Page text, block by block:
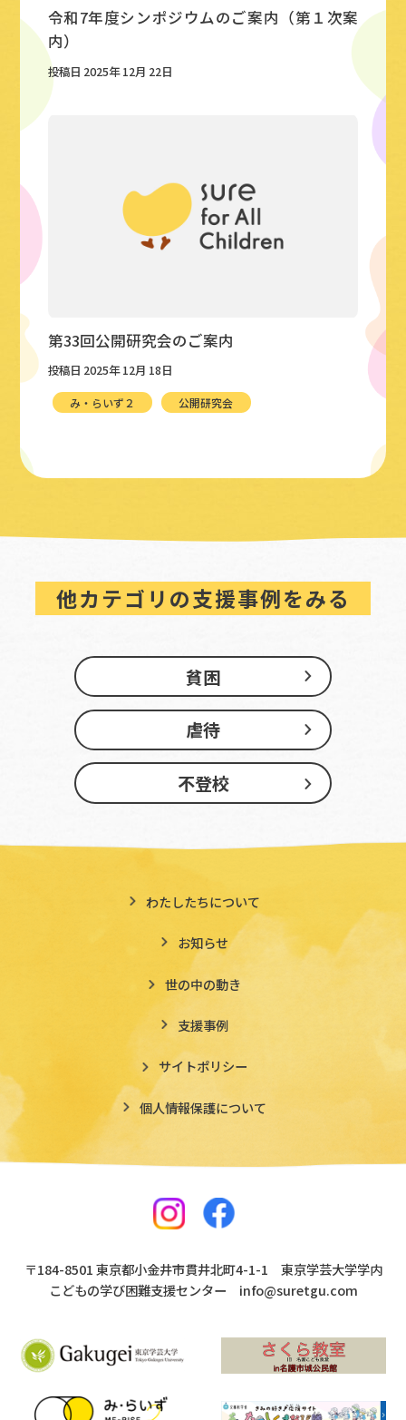
令和7年度シンポジウムのご案内（第１次案
内）
投稿日 2025年 12月 22日
第33回公開研究会のご案内
投稿日 2025年 12月 18日
み・らいず２ 公開研究会
他カテゴリの支援事例をみる
貧困
虐待
不登校
わたしたちについて
お知らせ
世の中の動き
支援事例
サイトポリシー
個人情報保護について
〒184-8501 東京都小金井市貫井北町4-1-1 東京学芸大学学内
こどもの学び困難支援センター info@suretgu.com